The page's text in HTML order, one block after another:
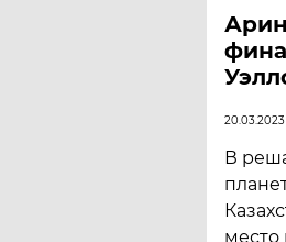
20.03.2023
В
место